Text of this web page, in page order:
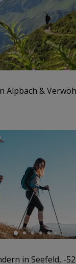
Alpbach &
in Seefeld, -